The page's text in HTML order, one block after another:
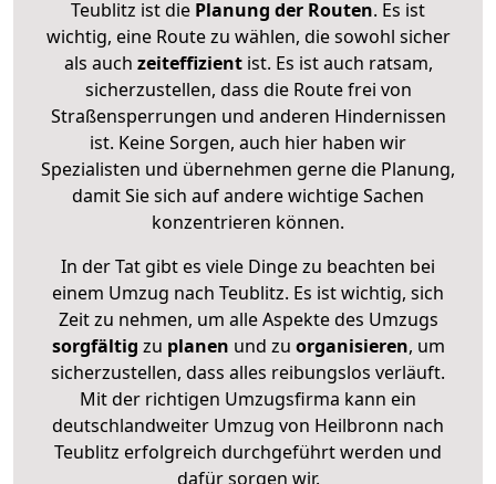
Teublitz ist die Planung der Routen. Es ist
wichtig, eine Route zu wählen, die sowohl sicher
als auch zeiteffizientist. Es ist auch ratsam,
sicherzustellen, dass die Route frei von
Straßensperrungen und anderen Hindernissen
ist. Keine Sorgen, auch hier haben wir
Spezialisten und übernehmen gerne die Planung,
damit Sie sich auf andere wichtige Sachen
konzentrieren können.
In der Tat gibt es viele Dinge zu beachten bei
einem Umzug nach Teublitz. Es ist wichtig, sich
Zeit zu nehmen, um alle Aspekte des Umzugs
sorgfältig zu planen und zu organisieren, um
sicherzustellen, dass alles reibungslos verläuft.
Mit der richtigen Umzugsfirma kann ein
deutschlandweiter Umzug von Heilbronn nach
Teublitz erfolgreich durchgeführt werden und
dafür sorgen wir.